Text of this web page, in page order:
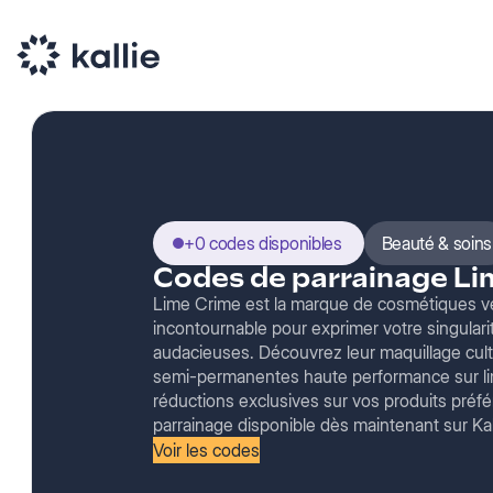
+0 codes disponibles Beauté & soins
Codes de parrainage
Lime Crime est la marque de cosmétiques
incontournable pour exprimer votre
audacieuses. Découvrez leur maquillage
semi-permanentes haute performance sur
réductions exclusives sur vos produits
parrainage disponible dès maintenant sur
Voir les codes